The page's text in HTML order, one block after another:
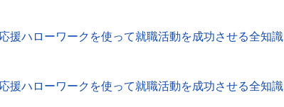
援ハローワークを使って就職活動を成功させる全知識
援ハローワークを使って就職活動を成功させる全知識